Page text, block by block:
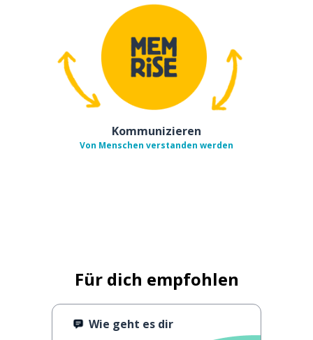
Kommunizieren
Von Menschen verstanden werden
Für dich empfohlen
Wie geht es dir